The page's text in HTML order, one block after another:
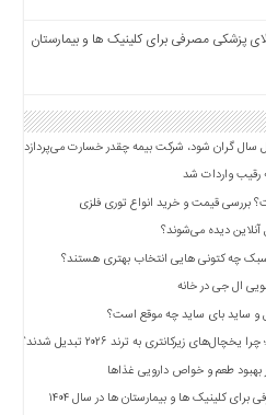
پزشکی مصرفی برای کلینیک ها و بیمارستان
سال گران شود، شرکت بیمه چقدر خسارت می‌پردازد؟
رقیب واردات شد
بررسی قیمت و خرید انواع توری فلزی
دیده می‌شوند؟
چه کتونی هایی انتخاب بهتری هستند؟
ال جی در خانه
و ساید بای ساید چه موقع است؟
زیرکانتری به ترند ۲۰۲۶ تبدیل شدند؟
بهبود طعم و خواص دارویی غذاها
کلینیک ها و بیمارستان ها در سال ۱۴۰۴